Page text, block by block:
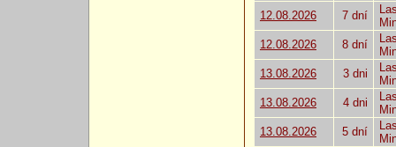
12.08.2026
7 dní
12.08.2026
8 dní
13.08.2026
3 dni
13.08.2026
4 dni
13.08.2026
5 dní